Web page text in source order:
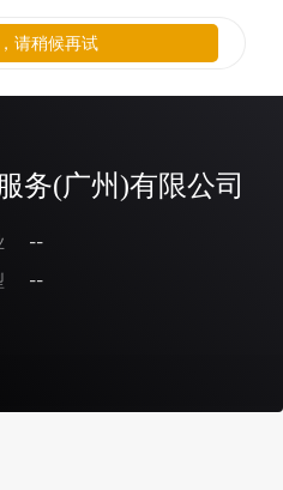
务(广州)有限公司
--
--
请稍候再试